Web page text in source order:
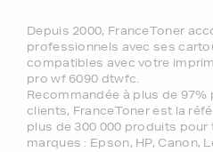
Depuis 2000, FranceToner
professionnels avec ses
compatibles avec votre
pro wf 6090 dtwfc.
Recommandée à plus de
clients, FranceToner est la
plus de 300 000 produits
marques : Epson, HP, Canon,